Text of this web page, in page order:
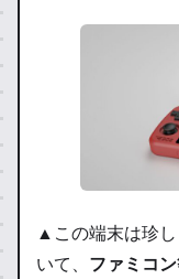
▲この端末は珍
いて、 ファミコ